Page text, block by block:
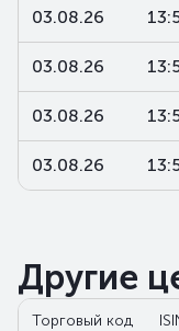
03.08.26
03.08.26
03.08.26
03.08.26
Другие
Торговый код